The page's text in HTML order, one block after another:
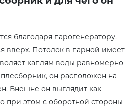
благодаря парогенератору,
вверх. Потолок в парной имеет
каплям воды равномерно
он расположен на
Внешне он выглядит как
при этом с оборотной стороны